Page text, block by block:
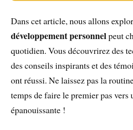
Dans cet article, nous allons
développement personnelpeut
quotidien. Vous découvrirez des
des conseils inspirants et des
ont réussi. Ne laissez pas la
temps de faire le premier pas vers
épanouissante !